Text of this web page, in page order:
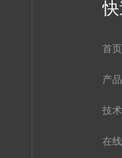
首页
产
技
在